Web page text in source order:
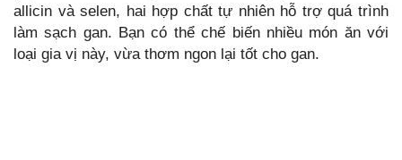
allicin và selen, hai hợp chất tự nhiên hỗ trợ quá trình
làm sạch gan. Bạn có thể chế biến nhiều món ăn với
loại gia vị này, vừa thơm ngon lại tốt cho gan.